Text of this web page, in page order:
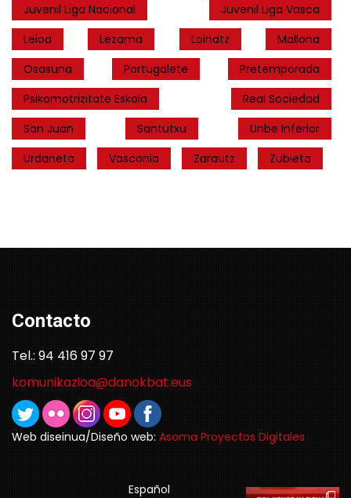
Juvenil Liga Nacional
Juvenil Liga Vasca
Leioa
Lezama Loinatz
Mallona
Osasuna
Portugalete
Pretemporada
Psikomotrizitate Eskola
Real Sociedad
San Juan
Santutxu
Unbe Inferior
Urdaneta
Vasconia Zarautz Zubieta
Contacto
Tel.: 94 416 97 97
komunikazioa@danokbat.eus
Web diseinua/Diseño web: Asoma Proyectos Digitales
Español